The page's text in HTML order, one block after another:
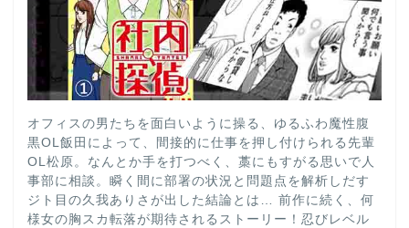
オフィスの男たちを面白いように操る、ゆるふわ魔性腹
黒OL飯田によって、間接的に仕事を押し付けられる先輩
OL松原。なんとか手を打つべく、藁にもすがる思いで人
事部に相談。瞬く間に部署の状況と問題点を解析しだす
ジト目の久我ありさが出した結論とは… 前作に続く、何
様女の胸スカ転落が期待されるストーリー！忍びレベル